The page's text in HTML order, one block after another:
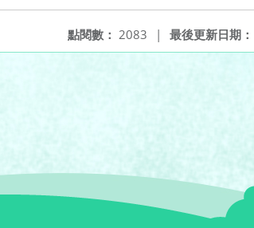
最後更新日期：
點閱數： 2083 |